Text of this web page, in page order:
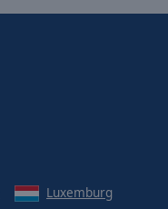
Luxemburg